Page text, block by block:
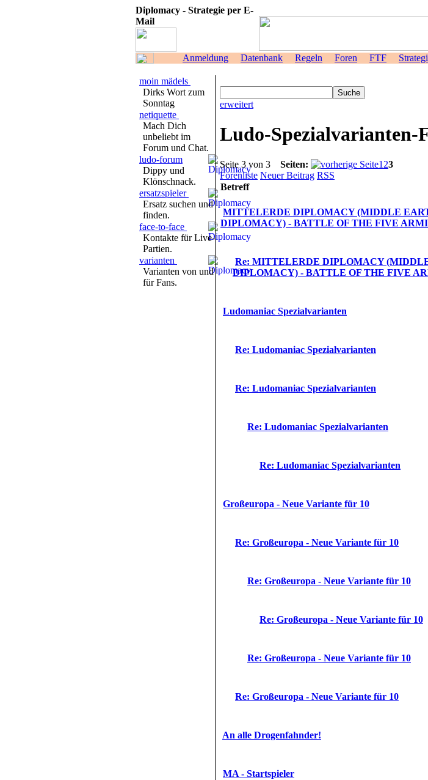
Diplomacy - Strategie per E-
Mail
Anmeldung Datenbank Regeln Foren FTF
moin mädels
Dirks Wort zum
Sonntag
netiquette
Mach Dich
unbeliebt im
Forum und Chat.
ludo-forum
Dippy und
Klönschnack.
ersatzspieler
Ersatz suchen und
finden.
face-to-face
Kontakte für Live-
Partien.
varianten
Varianten von und
für Fans.
erweitert
Ludo-Spezialvarianten-
Seite 3 von 3 Seiten: 1 23
Forenliste Neuer Beitrag RSS
Betreff
MITTELERDE DIPLOMACY (MIDDLE
DIPLOMACY) - BATTLE OF THE FIVE
Re: MITTELERDE DIPLOMACY
DIPLOMACY) - BATTLE OF THE FIVE
Ludomaniac Spezialvarianten
Re: Ludomaniac Spezialvarianten
Re: Ludomaniac Spezialvarianten
Re: Ludomaniac Spezialvarianten
Re: Ludomaniac Spezialvarianten
Großeuropa - Neue Variante für 10
Re: Großeuropa - Neue Variante für 10
Re: Großeuropa - Neue Variante für 10
Re: Großeuropa - Neue Variante für 10
Re: Großeuropa - Neue Variante für 10
Re: Großeuropa - Neue Variante für 10
An alle Drogenfahnder!
MA - Startspieler